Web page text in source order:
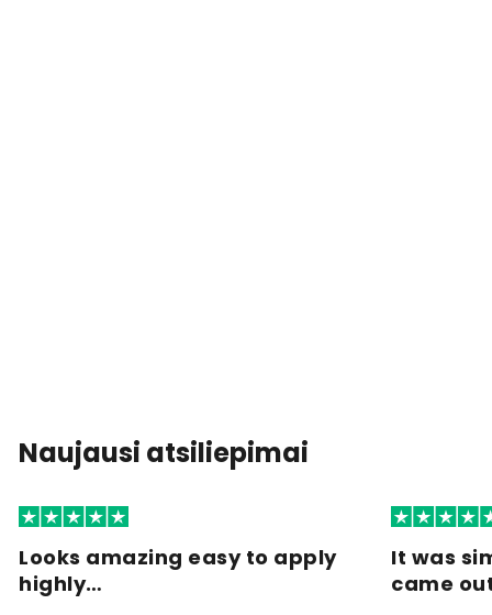
Naujausi atsiliepimai
Looks amazing easy to apply
highly…
It was
came